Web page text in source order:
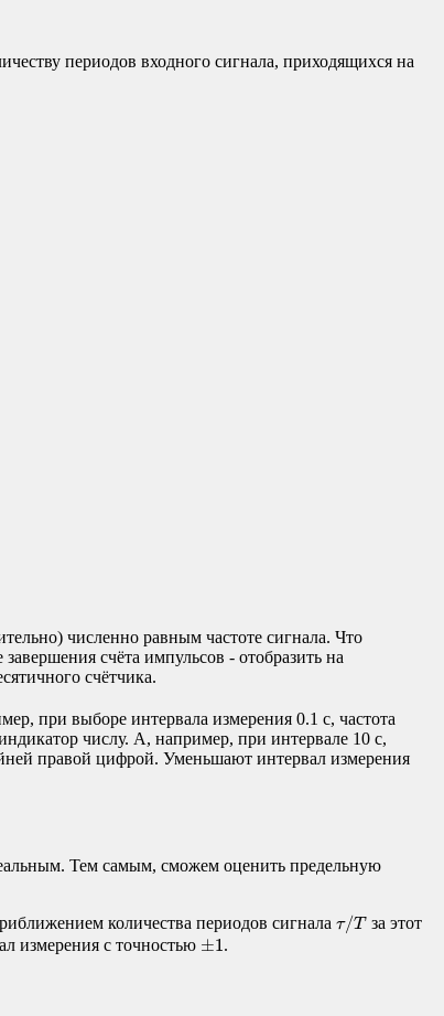
периодов входного сигнала, приходящихся на
численно равным частоте сигнала. Что
счёта импульсов - отобразить на
счётчика.
при выборе интервала измерения 0.1 с, частота
числу. А, например, при интервале 10 с,
правой цифрой. Уменьшают интервал измерения
Тем самым, сможем оценить предельную
количества периодов сигнала τ/T
T
за этот
измерения с точностью ±1
± 1 .